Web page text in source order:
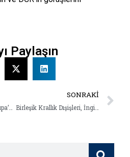
Paylaşın
SONRAKI